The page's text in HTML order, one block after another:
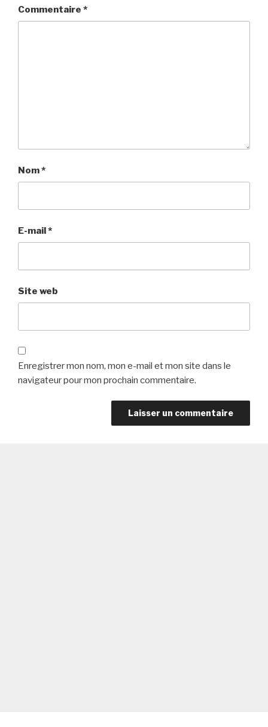
Commentaire *
Nom*
E-mail*
Site web
Enregistrer mon nom, mon e-mail et mon site dans le
navigateur pour mon prochain commentaire.